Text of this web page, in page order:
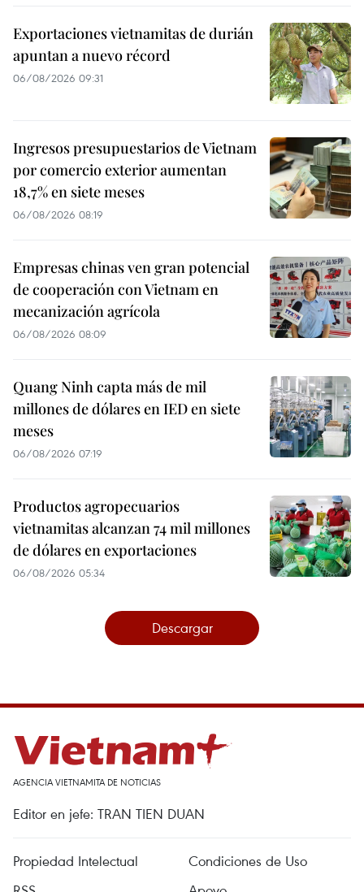
Exportaciones vietnamitas de durián
apuntan a nuevo récord
06/08/2026 09:31
Ingresos presupuestarios de Vietnam
por comercio exterior aumentan
18,7% en siete meses
06/08/2026 08:19
Empresas chinas ven gran potencial
de cooperación con Vietnam en
mecanización agrícola
06/08/2026 08:09
Quang Ninh capta más de mil
millones de dólares en IED en siete
meses
06/08/2026 07:19
Productos agropecuarios
vietnamitas alcanzan 74 mil millones
de dólares en exportaciones
06/08/2026 05:34
Descargar
AGENCIA VIETNAMITA DE NOTICIAS
Editor en jefe: TRAN TIEN DUAN
Propiedad Intelectual
Condiciones de Uso